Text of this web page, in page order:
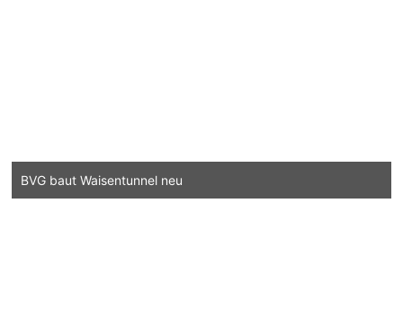
BVG baut Waisentunnel neu